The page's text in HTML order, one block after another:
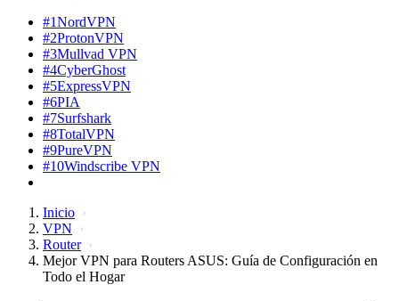
#1NordVPN
#2ProtonVPN
#3Mullvad VPN
#4CyberGhost
#5ExpressVPN
#6PIA
#7Surfshark
#8TotalVPN
#9PureVPN
#10Windscribe VPN
Inicio
VPN
Router
Mejor VPN para Routers ASUS: Guía de Configuración en
Todo el Hogar